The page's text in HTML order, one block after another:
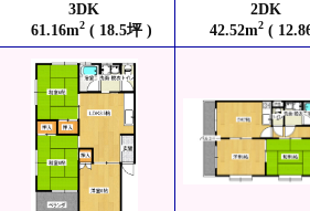
3DK
61.16m2 ( 18.5坪 )
2DK
42.52m2(